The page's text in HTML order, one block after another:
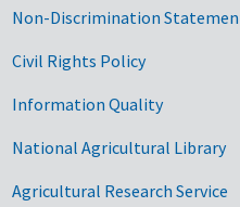
Non-Discrimination
Civil Rights Policy
Information Quality
National Agricultural Library
Agricultural Research Service